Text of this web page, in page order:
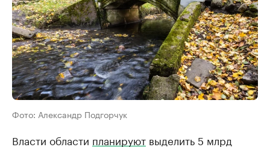
Фото: Александр Подгорчук
Власти области планируют выделить 5 млрд